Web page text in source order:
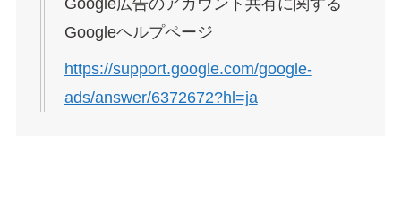
Googleヘルプページ
https://support.google.com/google-
ads/answer/6372672?hl=ja